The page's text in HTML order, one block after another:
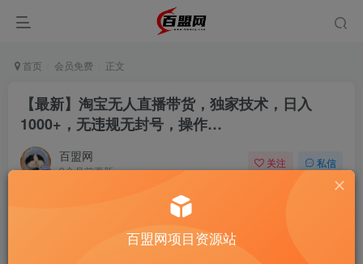
首页 会员免费 正文
【最新】淘宝无人直播带货，独家技术，日入
1000+，无违规无封号，操作…
百盟网
9个月前更新
关注 私信
百盟网项目资源站